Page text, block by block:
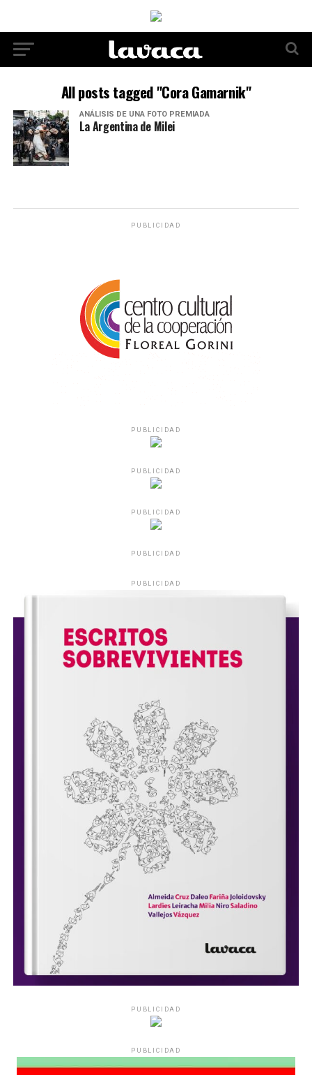
All posts tagged "Cora Gamarnik"
ANÁLISIS DE UNA FOTO PREMIADA
La Argentina de Milei
PUBLICIDAD
PUBLICIDAD
PUBLICIDAD
PUBLICIDAD
PUBLICIDAD
PUBLICIDAD
PUBLICIDAD
PUBLICIDAD